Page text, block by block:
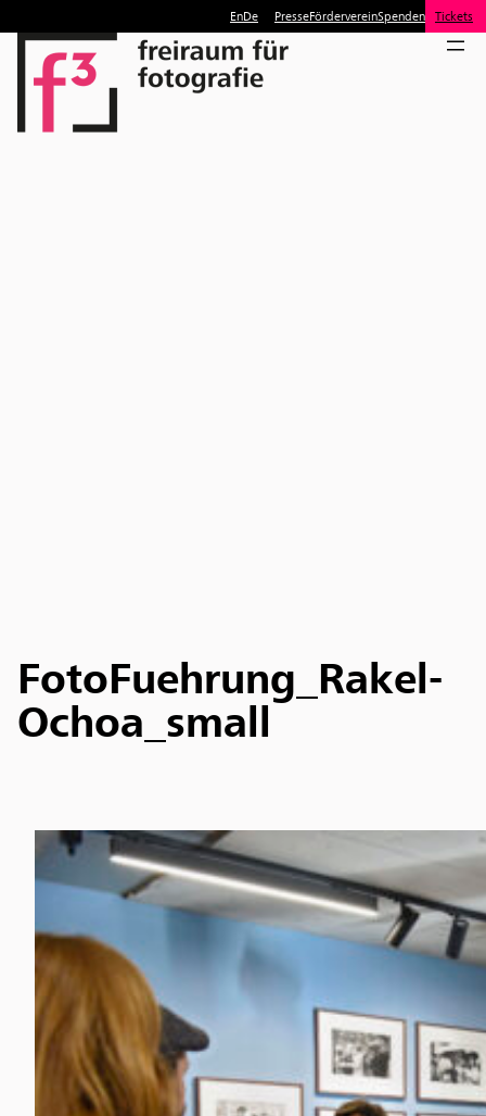
EnDe PresseFördervereinSpenden Tickets
FotoFuehrung_Rakel-
Ochoa_small